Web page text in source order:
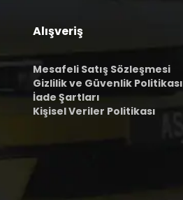
Alışveriş
Mesafeli Satış Sözleşmesi
Gizlilik ve Güvenlik Politikası
İade Şartları
Kişisel Veriler Politikası